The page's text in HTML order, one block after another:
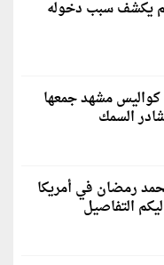
يكشف سبب دخوله
كواليس مشهد جمعها
السمك
رمضان في أمريكا
التفاصيل